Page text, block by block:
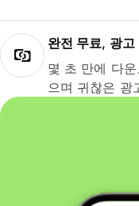
완전 무료, 광고
몇 초 만에 다
으며 귀찮은 광